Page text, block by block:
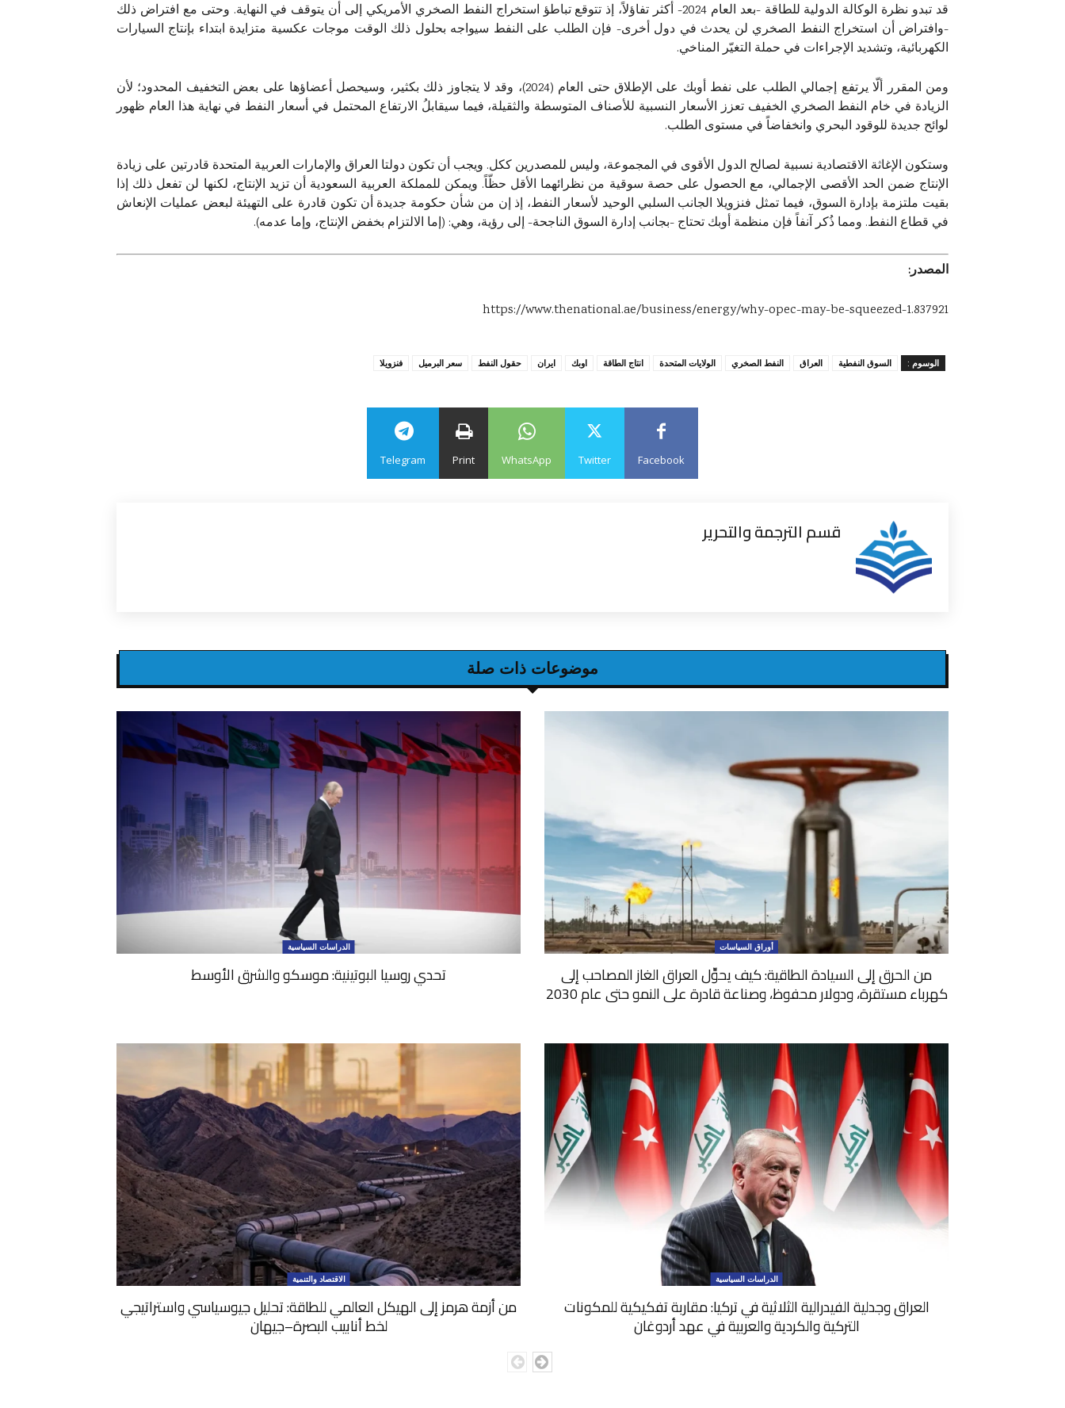
قد تبدو نظرة الوكالة الدولية للطاقة -بعد العام 2024- أكثر تفاؤلاً، إذ تتوقع تباطؤ استخراج النفط الصخري الأمريكي إلى أن يتوقف في النهاية. وحتى مع افتراض ذلك
-وافتراض أن استخراج النفط الصخري لن يحدث في دول أخرى- فإن الطلب على النفط سيواجه بحلول ذلك الوقت موجات عكسية متزايدة ابتداء بإنتاج السيارات
الكهربائية، وتشديد الإجراءات في حملة التغيّر المناخي.
ومن المقرر ألّا يرتفع إجمالي الطلب على نفط أوبك على الإطلاق حتى العام (2024)، وقد لا يتجاوز ذلك بكثير، وسيحصل أعضاؤها على بعض التخفيف المحدود؛ لأن
الزيادة في خام النفط الصخري الخفيف تعزز الأسعار النسبية للأصناف المتوسطة والثقيلة، فيما سيقابلُ الارتفاع المحتمل في أسعار النفط في نهاية هذا العام ظهور
لوائح جديدة للوقود البحري وانخفاضاً في مستوى الطلب.
وستكون الإغاثة الاقتصادية نسبية لصالح الدول الأقوى في المجموعة، وليس للمصدرين ككل. ويجب أن تكون دولتا العراق والإمارات العربية المتحدة قادرتين على زيادة
الإنتاج ضمن الحد الأقصى الإجمالي، مع الحصول على حصة سوقية من نظرائهما الأقل حظّاً. ويمكن للمملكة العربية السعودية أن تزيد الإنتاج، لكنها لن تفعل ذلك إذا
بقيت ملتزمة بإدارة السوق، فيما تمثل فنزويلا الجانب السلبي الوحيد لأسعار النفط، إذ إن من شأن حكومة جديدة أن تكون قادرة على التهيئة لبعض عمليات الإنعاش
في قطاع النفط. ومما ذُكر آنفاً فإن منظمة أوبك تحتاج -بجانب إدارة السوق الناجحة- إلى رؤية، وهي: (إما الالتزام بخفض الإنتاج، وإما عدمه).
المصدر:
https://www.thenational.ae/business/energy/why-opec-may-be-squeezed-1.837921
الوسوم : السوق النفطية العراق النفط الصخري الولايات المتحدة انتاج الطاقة اوبك ايران حقول النفط سعر البرميل فنزويلا
Facebook
Twitter
WhatsApp
Print
Telegram
قسم الترجمة والتحرير
موضوعات ذات صلة
أوراق السياسات
من الحرق إلى السيادة الطاقية: كيف يحوِّل العراق الغاز المصاحب إلى
كهرباء مستقرة، ودولار محفوظ، وصناعة قادرة على النمو حتى عام 2030
الدراسات السياسية
تحدي روسيا البوتينية: موسكو والشرق الأوسط
الدراسات السياسية
العراق وجدلية الفيدرالية الثلاثية في تركيا: مقاربة تفكيكية للمكونات
التركية والكردية والعربية في عهد أردوغان
الاقتصاد والتنمية
من أزمة هرمز إلى الهيكل العالمي للطاقة: تحليل جيوسياسي واستراتيجي
لخط أنابيب البصرة–جيهان